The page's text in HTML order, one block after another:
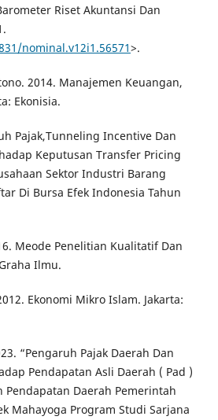
Riset Akuntansi Dan
nominal.v12i1.56571>.
2014. Manajemen Keuangan,
Ekonisia.
Pajak,Tunneling Incentive Dan
Keputusan Transfer Pricing
Sektor Industri Barang
Di Bursa Efek Indonesia Tahun
Meode Penelitian Kualitatif Dan
Ilmu.
Ekonomi Mikro Islam. Jakarta:
“Pengaruh Pajak Daerah Dan
Pendapatan Asli Daerah ( Pad )
Pendapatan Daerah Pemerintah
Mahayoga Program Studi Sarjana